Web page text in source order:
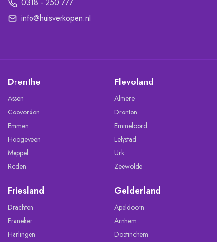
0318 - 250 777
info@huisverkopen.nl
Drenthe
Assen
Coevorden
Emmen
Hoogeveen
Meppel
Roden
Flevoland
Almere
Dronten
Emmeloord
Lelystad
Urk
Zeewolde
Friesland
Drachten
Franeker
Harlingen
Gelderland
Apeldoorn
Arnhem
Doetinchem